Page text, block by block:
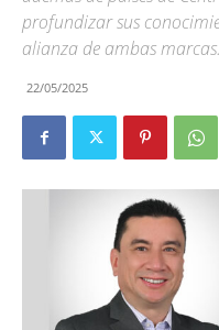
profundizar sus
alianza de ambas marcas.
22/05/2025